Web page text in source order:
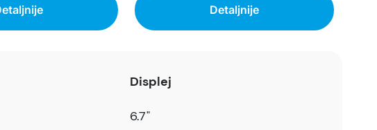
Detaljnije
Displej
6.7"